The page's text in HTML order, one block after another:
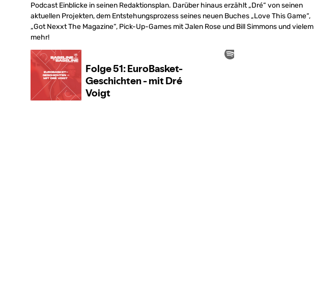
Podcast Einblicke in seinen Redaktionsplan. Darüber hinaus erzählt „Dré“ von seinen
aktuellen Projekten, dem Entstehungsprozess seines neuen Buches „Love This Game“,
„Got Nexxt The Magazine“, Pick-Up-Games mit Jalen Rose und Bill Simmons und vielem
mehr!